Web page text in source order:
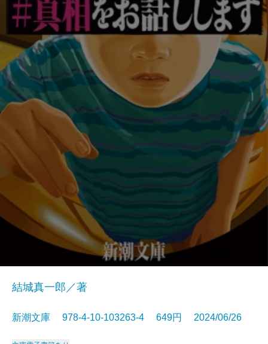
結城真一郎／著
新潮文庫 978-4-10-103263-4 649円 2024/06/26